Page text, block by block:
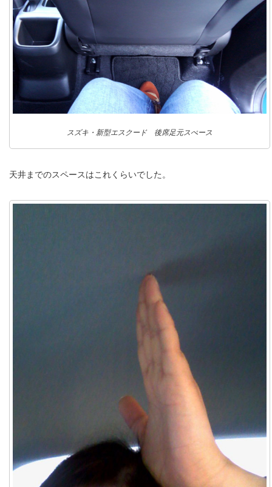
スズキ・新型エスクード 後席足元スぺース
天井までのスペースはこれくらいでした。